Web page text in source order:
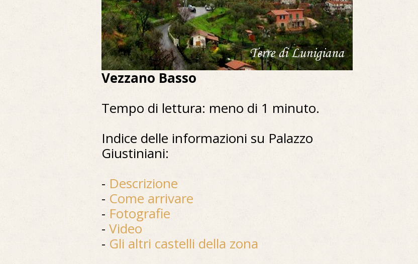
Vezzano Basso
Tempo di lettura: meno di 1 minuto.
Indice delle informazioni su Palazzo
Giustiniani:
- Descrizione
- Come arrivare
- Fotografie
- Video
- Gli altri castelli della zona